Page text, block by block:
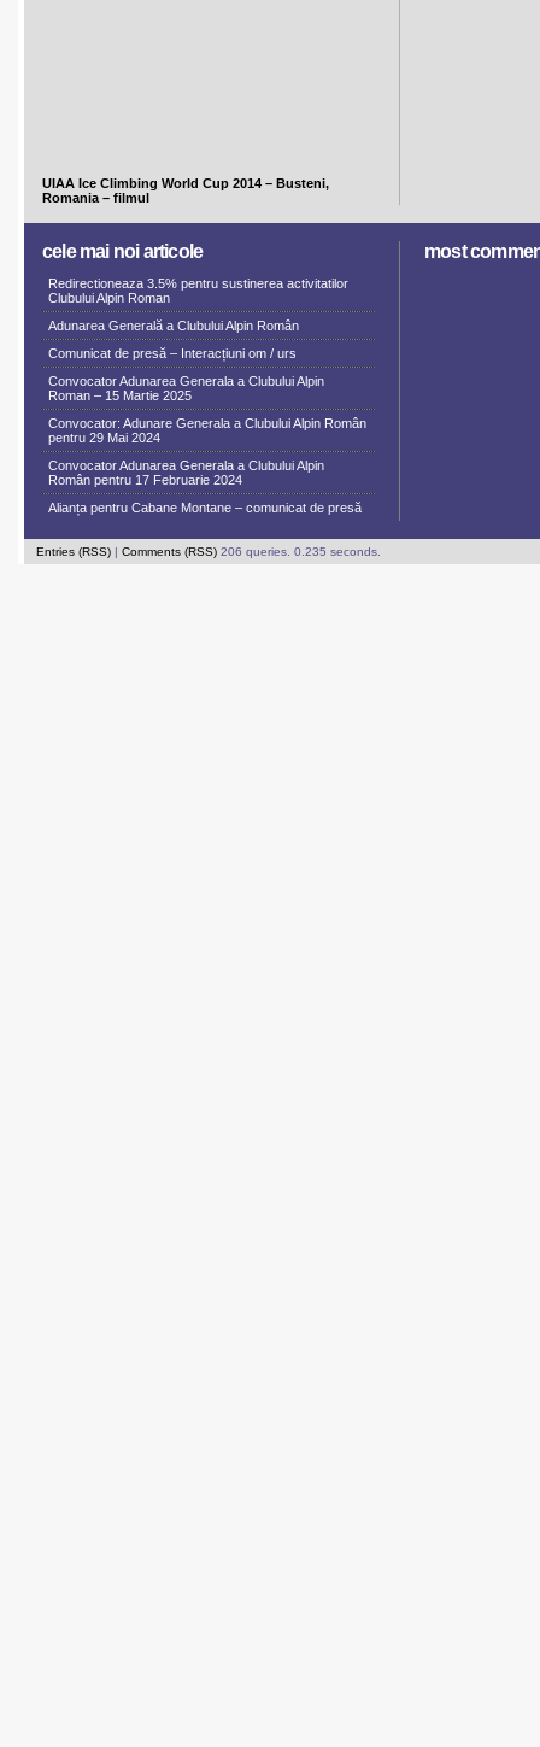
UIAA Ice Climbing World Cup 2014 – Busteni,
Romania – filmul
cele mai noi articole
Redirectioneaza 3.5% pentru sustinerea activitatilor
Clubului Alpin Roman
Adunarea Generală a Clubului Alpin Român
Comunicat de presă – Interacțiuni om / urs
Convocator Adunarea Generala a Clubului Alpin
Roman – 15 Martie 2025
Convocator: Adunare Generala a Clubului Alpin Român
pentru 29 Mai 2024
Convocator Adunarea Generala a Clubului Alpin
Român pentru 17 Februarie 2024
Alianța pentru Cabane Montane – comunicat de presă
most
Entries (RSS) | Comments (RSS) 206 queries. 0.235 seconds.